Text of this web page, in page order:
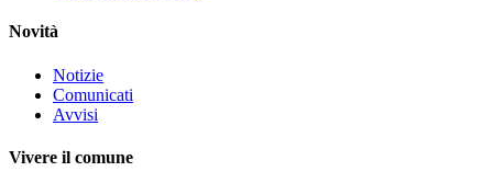
Novità
Notizie
Comunicati
Avvisi
Vivere il comune